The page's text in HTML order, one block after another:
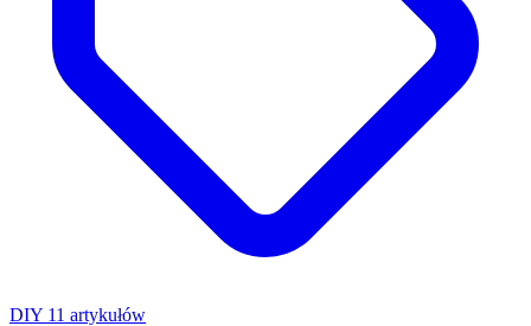
DIY 11 artykułów